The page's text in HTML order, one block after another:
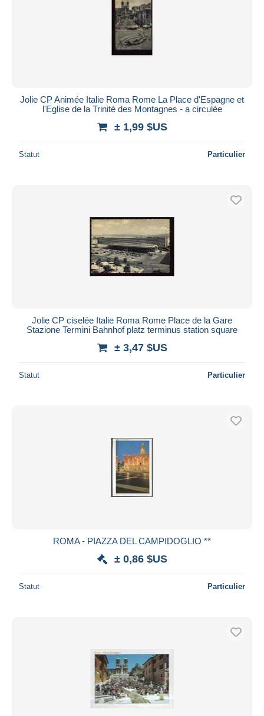
Jolie CP Animée Italie Roma Rome La Place d'Espagne et
l'Eglise de la Trinité des Montagnes - a circulée
± 1,99 $US
Statut Particulier
Jolie CP ciselée Italie Roma Rome Place de la Gare
Stazione Termini Bahnhof platz terminus station square
± 3,47 $US
Statut Particulier
ROMA - PIAZZA DEL CAMPIDOGLIO **
± 0,86 $US
Statut Particulier